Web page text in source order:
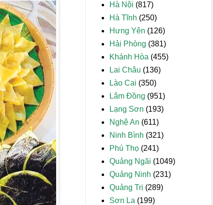
Hà Nội (817)
Hà Tĩnh (250)
Hưng Yên (126)
Hải Phòng (381)
Khánh Hòa (455)
Lai Châu (136)
Lào Cai (350)
Lâm Đồng (951)
Lạng Sơn (193)
Nghệ An (611)
Ninh Bình (321)
Phú Thọ (241)
Quảng Ngãi (1049)
Quảng Ninh (231)
Quảng Trị (289)
Sơn La (199)